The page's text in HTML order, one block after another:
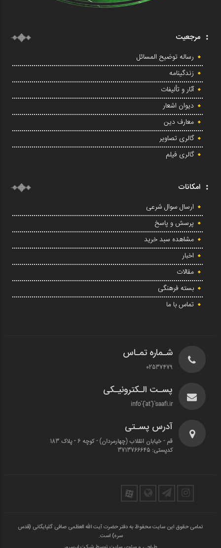
مرجعیت
رساله توضیح المسائل
زندگینامه
آثار و تألیفات
دیوان اشعار
معارف دین
گالری تصاویر
گالری فیلم
امکانات
ارسال سوال شرعی
پرسش و پاسخ
مشاهده سبد خرید
اخبار
مقالات
بسته فرهنگی
تماس با ما
شـماره تمـاس
02537479
پسـت الـکترونیـکی
info`{`at`}`saafi.ir
آدرس پسـتی
قم - خیابان انقلاب (چهارمردان)‌ - کوچه 6 - پلاک 183
کدپستی: 3713766645
تمامی حقوق این سایت محفوظ به دفتر حضرت آیت الله العظمی صافی گلپایگانی (قدس
سره) است.